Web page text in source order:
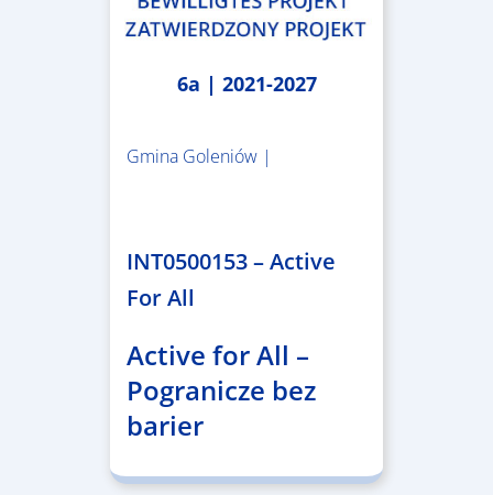
6a | 2021-2027
Gmina Goleniów |
INT0500153 – Active
For All
Active for All –
Pogranicze bez
barier